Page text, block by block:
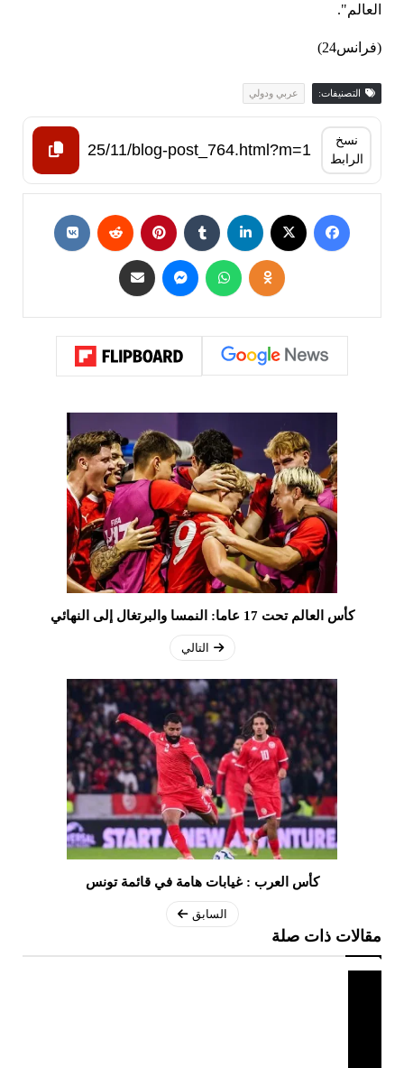
العالم".
(فرانس24)
التصنيفات: عربي ودولي
نسخ
الرابط
كأس العالم تحت 17 عاما: النمسا والبرتغال إلى النهائي
التالي
كأس العرب : غيابات هامة في قائمة تونس
السابق
مقالات ذات صلة